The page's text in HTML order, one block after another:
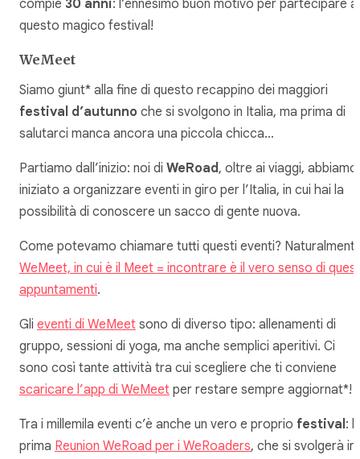
compie 30 anni: l’ennesimo buon motivo per partecipare a
questo magico festival!
WeMeet
Siamo giunt* alla fine di questo recappino dei maggiori
festival d’autunno che si svolgono in Italia, ma prima di
salutarci manca ancora una piccola chicca…
Partiamo dall’inizio: noi di WeRoad, oltre ai viaggi, abbiamo
iniziato a organizzare eventi in giro per l’Italia, in cui hai la
possibilità di conoscere un sacco di gente nuova.
Come potevamo chiamare tutti questi eventi?
WeMeet, in cui è il Meet = incontrare è il vero senso di
appuntamenti.
Gli eventi di WeMeet sono di diverso tipo: allenamenti di
gruppo, sessioni di yoga, ma anche semplici aperitivi. Ci
sono così tante attività tra cui scegliere che ti conviene
scaricare l’app di WeMeet per restare sempre aggiornat*!
Tra i millemila eventi c’è anche un vero e proprio festival:
prima Reunion WeRoad per i WeRoaders, che si svolgerà in